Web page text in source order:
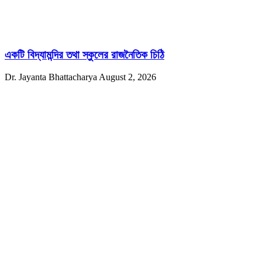
একটি বিদ্যামন্দির তথা স্কুলের রাজনৈতিক চিঠি
Dr. Jayanta Bhattacharya August 2, 2026